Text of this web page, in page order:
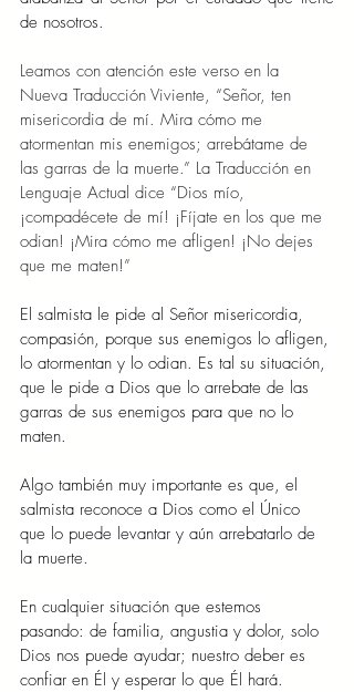
de nosotros.
Leamos con atención este verso en la
Nueva Traducción Viviente, “Señor, ten
misericordia de mí. Mira cómo me
atormentan mis enemigos; arrebátame de
las garras de la muerte.” La Traducción en
Lenguaje Actual dice “Dios mío,
¡compadécete de mí! ¡Fíjate en los que me
odian! ¡Mira cómo me afligen! ¡No dejes
que me maten!”
El salmista le pide al Señor misericordia,
compasión, porque sus enemigos lo afligen,
lo atormentan y lo odian. Es tal su situación,
que le pide a Dios que lo arrebate de las
garras de sus enemigos para que no lo
maten.
Algo también muy importante es que, el
salmista reconoce a Dios como el Único
que lo puede levantar y aún arrebatarlo de
la muerte.
En cualquier situación que estemos
pasando: de familia, angustia y dolor, solo
Dios nos puede ayudar; nuestro deber es
confiar en Él y esperar lo que Él hará.